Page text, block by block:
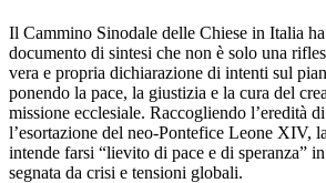
Il Cammino Sinodale delle Chiese in Italia
documento di sintesi che non è solo una
vera e propria dichiarazione di intenti sul
ponendo la pace, la giustizia e la cura del
missione ecclesiale. Raccogliendo l’eredità
l’esortazione del neo-Pontefice Leone XIV,
intende farsi “lievito di pace e di speranza”
segnata da crisi e tensioni globali.